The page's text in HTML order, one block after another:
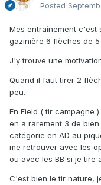
Posted
Mes entraînement c'est
gazinière 6 flèches de
J'y trouve une
Quand il faut tirer 2
peu.
En Field ( tir campagne
en a rarement 3 de
catégorie en AD au
me retrouver avec les
ou avec les BB si je tire
C'est bien le tir nature,